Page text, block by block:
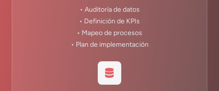
• Auditoría de datos
• Definición de KPIs
• Mapeo de procesos
• Plan de implementación